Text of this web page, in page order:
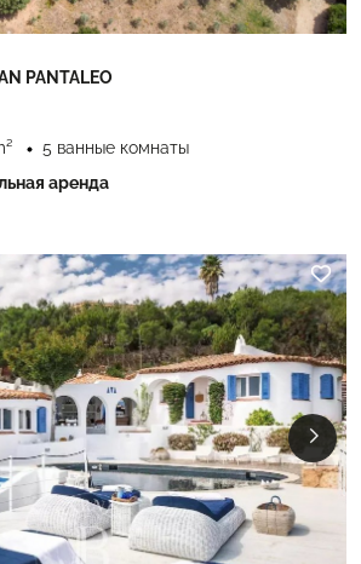
PANTALEO
5 ванные комнаты
аренда